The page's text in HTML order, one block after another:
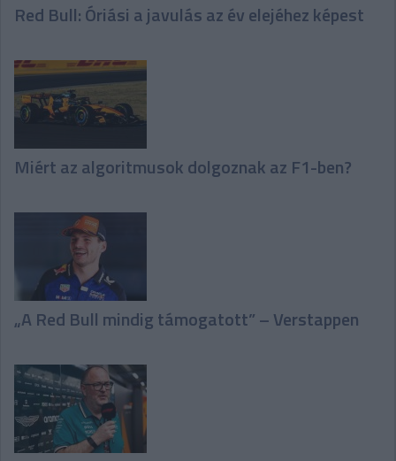
Red Bull: Óriási a javulás az év elejéhez képest
Miért az algoritmusok dolgoznak az F1-ben?
„A Red Bull mindig támogatott” – Verstappen